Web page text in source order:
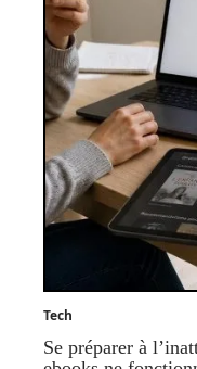
Tech
Se préparer à